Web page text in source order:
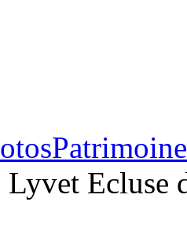
Lyvet Ecluse